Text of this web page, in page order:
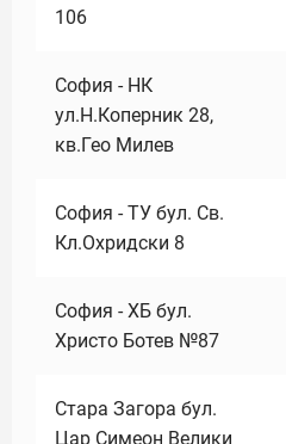
106
София - НК
ул.Н.Коперник 28,
кв.Гео Милев
София - ТУ бул. Св.
Кл.Охридски 8
София - ХБ бул.
Христо Ботев №87
Стара Загора бул.
Цар Симеон Велики